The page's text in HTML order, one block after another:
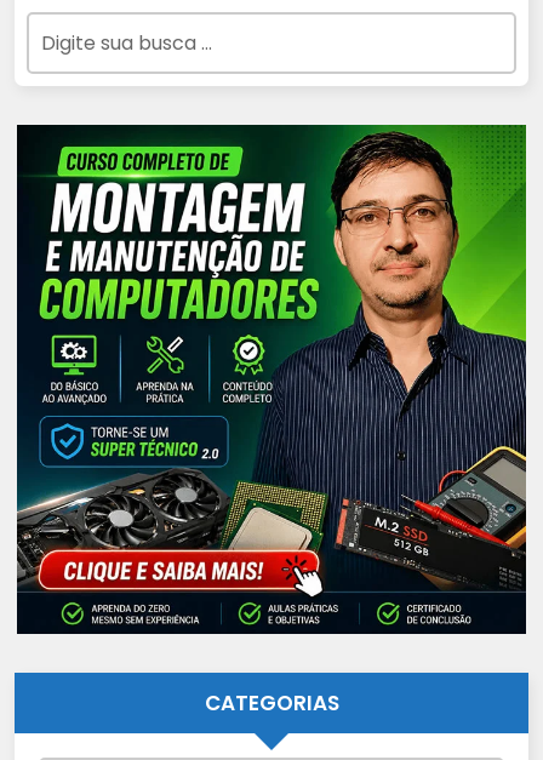
CATEGORIAS